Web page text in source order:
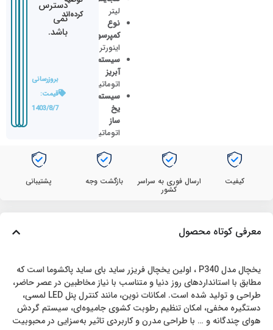
لیتر
نوع
کمپرسور
اینورتر
سیستم
آبریز
اتوماتیک
سیستم
یخ
ساز
اتوماتیک
کرده‌اند
دسترس
نمی
باشد.
بروزرسانی
قیمت:
1403/8/7
کیفیت ارسال فوری به سراسر
کشور
بازگشت وجه پشتیبانی
معرفی کوتاه محصول
یخچال مدل P340 ، اولین یخچال فریزر ساید بای ساید پاکشوما است که
مطابق با استانداردهای روز دنیا و‌ متناسب با نیاز مخاطبین در عصر حاضر،
طراحی و تولید شده است. امکانات نوین، مانند کنترل پنل LED لمسی،
دستگیره مخفی، امکان تنظیم رطوبت کشوی جامیوه‌ای، سیستم گردش
هوای چندگانه و … با طراحی مدرن و کاربردی تاثیر به‌سزایی در محبوبیت